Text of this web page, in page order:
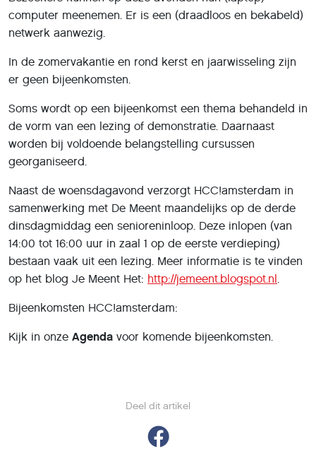
Deel dit artikel
computer meenemen. Er is een (draadloos en bekabeld)
netwerk aanwezig.
In de zomervakantie en rond kerst en jaarwisseling zijn
er geen bijeenkomsten.
Soms wordt op een bijeenkomst een thema behandeld in
de vorm van een lezing of demonstratie. Daarnaast
worden bij voldoende belangstelling cursussen
georganiseerd.
Naast de woensdagavond verzorgt HCC!amsterdam in
samenwerking met De Meent maandelijks op de derde
dinsdagmiddag een senioreninloop. Deze inlopen (van
14:00 tot 16:00 uur in zaal 1 op de eerste verdieping)
bestaan vaak uit een lezing. Meer informatie is te vinden
op het blog Je Meent Het: http://jemeent.blogspot.nl
Bijeenkomsten HCC!amsterdam:
Kijk in onze Agenda voor komende bijeenkomsten.